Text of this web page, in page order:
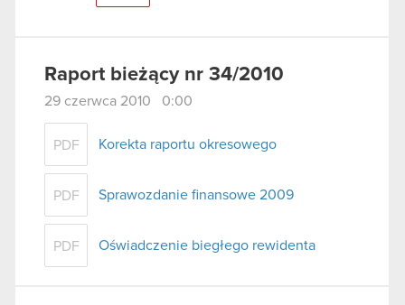
Raport bieżący nr 34/2010
29 czerwca 2010 0:00
PDF Korekta raportu okresowego
PDF Sprawozdanie finansowe 2009
PDF Oświadczenie biegłego rewidenta